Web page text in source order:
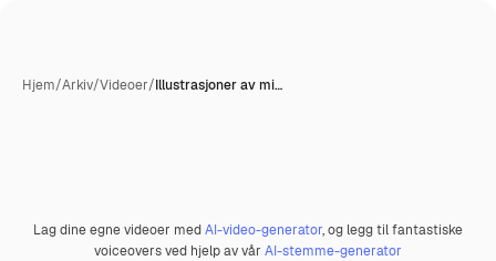
Hjem/Arkiv/Videoer/Illustrasjoner av mi…
Premium
Lag dine egne videoer medAI-video-generator, og legg til fantastiske
voiceovers ved hjelp av vår AI-stemme-generator